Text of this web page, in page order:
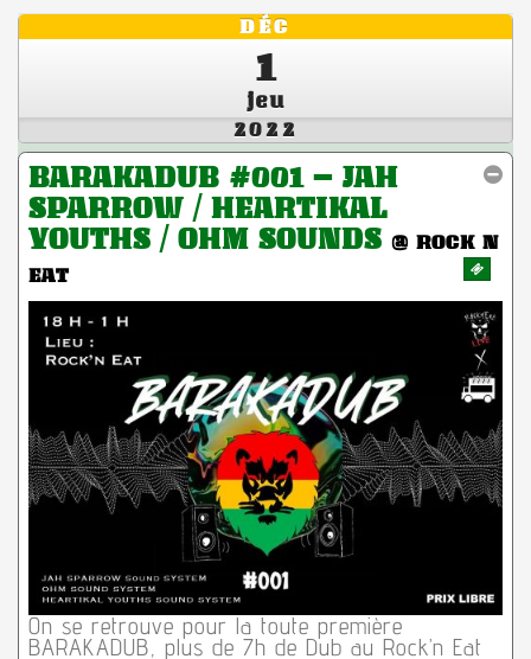
DÉC
1
jeu
2022
BARAKADUB #001 – JAH
SPARROW / HEARTIKAL
YOUTHS / OHM SOUNDS @ ROCK N
EAT
On se retrouve pour la toute première
BARAKADUB, plus de 7h de Dub au Rock’n Eat